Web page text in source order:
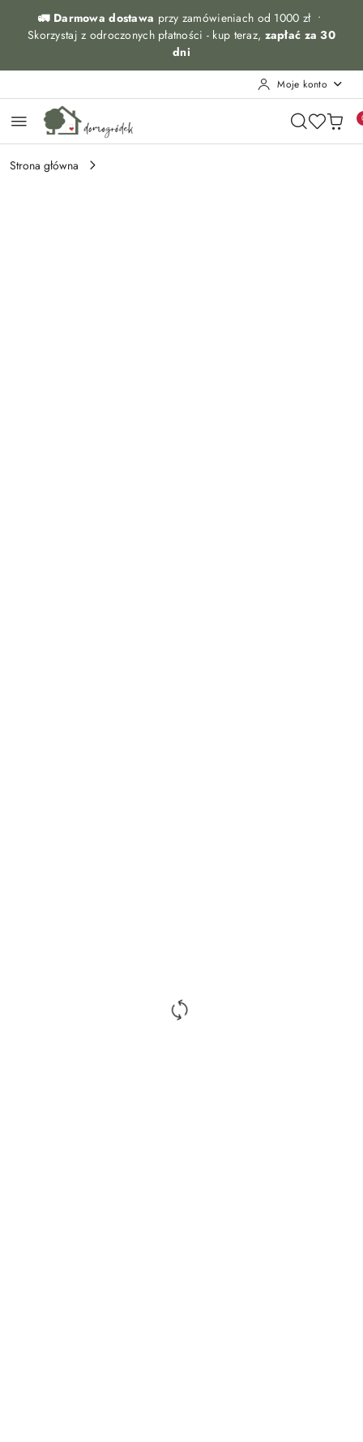
Przejdź do treści głównej
Przejdź do wyszukiwarki
Przejdź do moje konto
Przejdź do menu głównego
Przejdź do opisu produktu
Przejdź do stopki
🚛 Darmowa dostawa przy zamówieniach od 1000 zł •
Skorzystaj z odroczonych płatności - kup teraz, zapłać za 30
dni
Moje konto
Strona główna